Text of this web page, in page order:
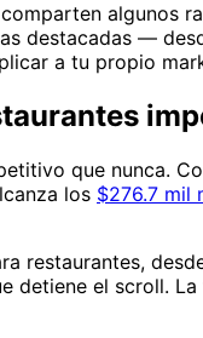
destacadas —
a tu propio
que nunca.
los $276.7 mil
restaurantes,
el scroll.